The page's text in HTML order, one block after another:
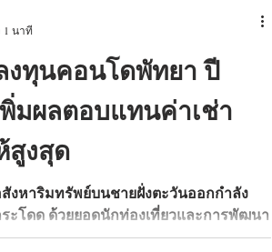
งทุนคอนโดพัทยา ปี
พิ่มผลตอบแทนค่าเช่า
งสุด
สังหาริมทรัพย์บนชายฝั่งตะวันออกกำลัง
ระโดด ด้วยยอดนักท่องเที่ยวและการพัฒนา
การลงทุนคอนโดพัทยา จึงมอบโอกาส
1 นาที